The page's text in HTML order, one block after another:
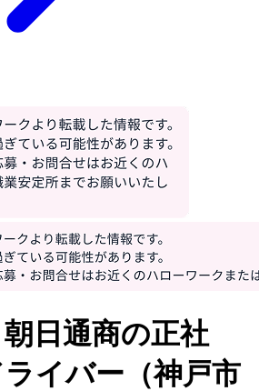
日通商の正社
イバー（神戸市